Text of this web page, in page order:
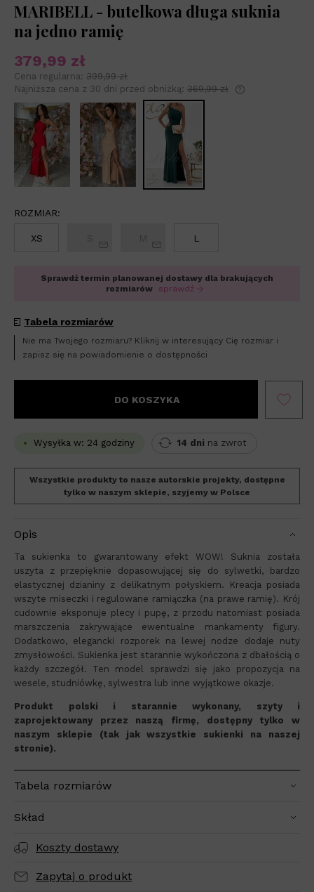
MARIBELL - butelkowa długa suknia
na jedno ramię
379,99 zł
Cena regularna: 399,99 zł
Najniższa cena z 30 dni przed obniżką: 369,99 zł
ROZMIAR:
XS L
Sprawdź termin planowanej dostawy dla brakujących
rozmiarów
sprawdź
Tabela rozmiarów
Nie ma Twojego rozmiaru? Kliknij w interesujący Cię rozmiar i
zapisz się na powiadomienie o dostępności
DO KOSZYKA
Wysyłka w: 24 godziny 14 dni na zwrot
Wszystkie produkty to nasze autorskie projekty, dostępne
tylko w naszym sklepie, szyjemy w Polsce
Tabela rozmiarów
Skład
Opis
Ta sukienka to gwarantowany efekt WOW! Suknia została
uszyta z przepięknie dopasowującej się do sylwetki, bardzo
elastycznej dzianiny z delikatnym połyskiem. Kreacja posiada
wszyte miseczki i regulowane ramiączka (na prawe ramię). Krój
cudownie eksponuje plecy i pupę, z przodu natomiast posiada
marszczenia zakrywające ewentualne mankamenty figury.
Dodatkowo, elegancki rozporek na lewej nodze dodaje nuty
zmysłowości. Sukienka jest starannie wykończona z dbałością o
każdy szczegół. Ten model sprawdzi się jako propozycja na
wesele, studniówkę, sylwestra lub inne wyjątkowe okazje.
Produkt polski i starannie wykonany, szyty i
zaprojektowany przez naszą firmę, dostępny tylko w
naszym sklepie (tak jak wszystkie sukienki na naszej
stronie).
Koszty dostawy
Zapytaj o produkt